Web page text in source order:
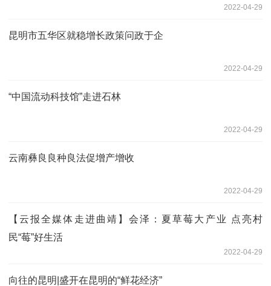
2022-04-29
昆明市五华区就稳增长政策问政于企
2022-04-29
“中国流动科技馆”走进石林
2022-04-29
云南彝良良种良法促增产增收
2022-04-29
【云报全媒体走进曲靖】会泽：夏草莓大产业 点亮村
民“莓”好生活
2022-04-29
向往的昆明|盛开在昆明的“鲜花经济”